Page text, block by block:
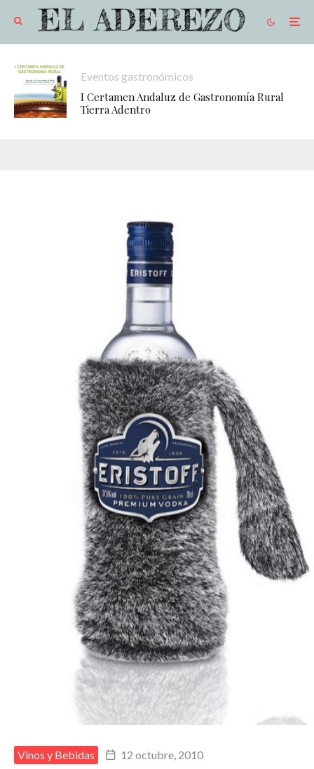
Eventos gastronómicos
I Certamen Andaluz de Gastronomía Rural
Tierra Adentro
Vinos y Bebidas
12 octubre, 2010